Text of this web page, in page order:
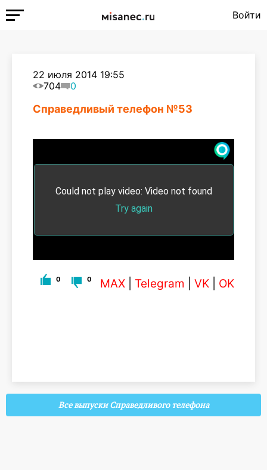
Войти
22 июля 2014 19:55
704
0
Справедливый телефон №53
0 0 MAX Telegram VK OK
Все выпуски Справедливого телефона